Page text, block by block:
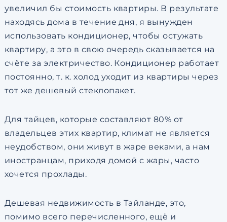
увеличил бы стоимость квартиры. В результате
находясь дома в течение дня, я вынужден
использовать кондиционер, чтобы остужать
квартиру, а это в свою очередь сказывается на
счёте за электричество. Кондиционер работает
постоянно, т. к. холод уходит из квартиры через
тот же дешевый стеклопакет.
Для тайцев, которые составляют 80% от
владельцев этих квартир, климат не является
неудобством, они живут в жаре веками, а нам
иностранцам, приходя домой с жары, часто
хочется прохлады.
Дешевая недвижимость в Тайланде, это,
помимо всего перечисленного, ещё и